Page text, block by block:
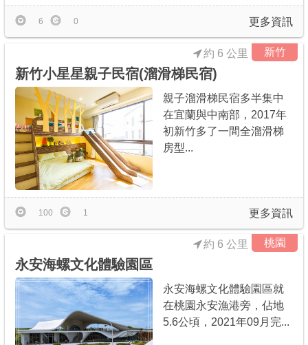
更多資訊
6 0
新竹
約 6 公里
新竹小星星親子民宿(溜滑梯民宿)
親子溜滑梯民宿多半集中
在宜蘭與中南部，2017年
初新竹多了一間全溜滑梯
房型...
更多資訊
100 1
桃園
約 6 公里
永安海螺文化體驗園區
永安海螺文化體驗園區就
在桃園永安漁港旁，佔地
5.6公頃，2021年09月完...